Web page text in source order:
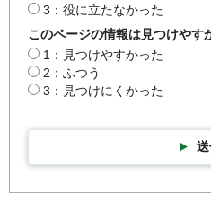
3：役に立たなかった
このページの情報は見つけやす
1：見つけやすかった
2：ふつう
3：見つけにくかった